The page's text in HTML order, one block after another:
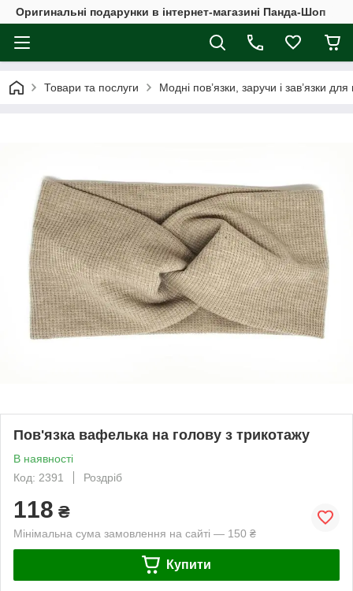
Оригинальні подарунки в інтернет-магазині Панда-Шоп
Товари та послуги Модні пов’язки, заручи і зав’язки
Пов'язка вафелька на голову з трикотажу
В наявності
Код: 2391
Роздріб
118 ₴
Мінімальна сума замовлення на сайті — 150 ₴
Купити